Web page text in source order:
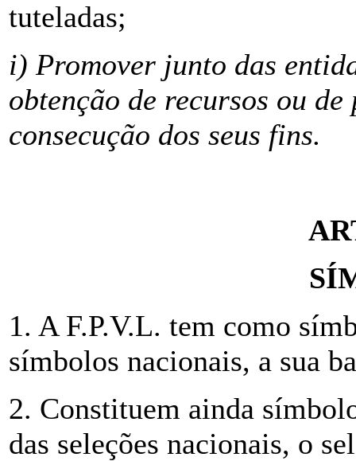
tuteladas;
i) Promover junto das
obtenção de recursos ou
consecução dos seus fins.
1. A F.P.V.L. tem como
símbolos nacionais, a sua
2. Constituem ainda
das seleções nacionais, o